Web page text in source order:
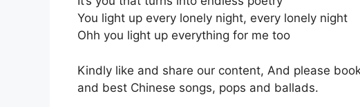
You light up every lonely night, every lonely night
Ohh you light up everything for me too
Kindly like and share our content, And please
and best Chinese songs, pops and ballads.